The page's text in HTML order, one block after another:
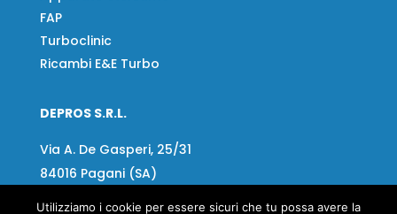
FAP
Turboclinic
Ricambi E&E Turbo
DEPROS S.R.L.
Via A. De Gasperi, 25/31
84016 Pagani (SA)
Tel:+39 081 918020
Utilizziamo i cookie per essere sicuri che tu possa avere la